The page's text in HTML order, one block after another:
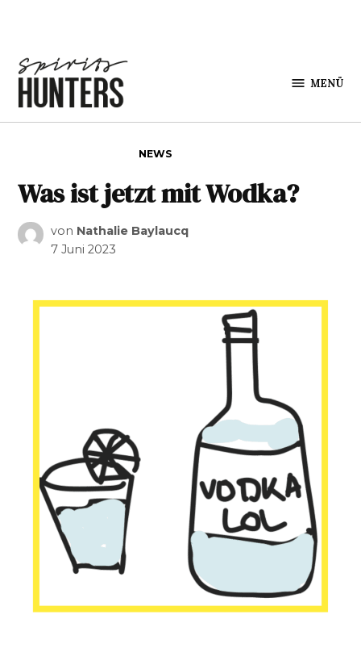
MENÜ
NEWS
Was ist jetzt mit Wodka?
von Nathalie Baylaucq
7 Juni 2023